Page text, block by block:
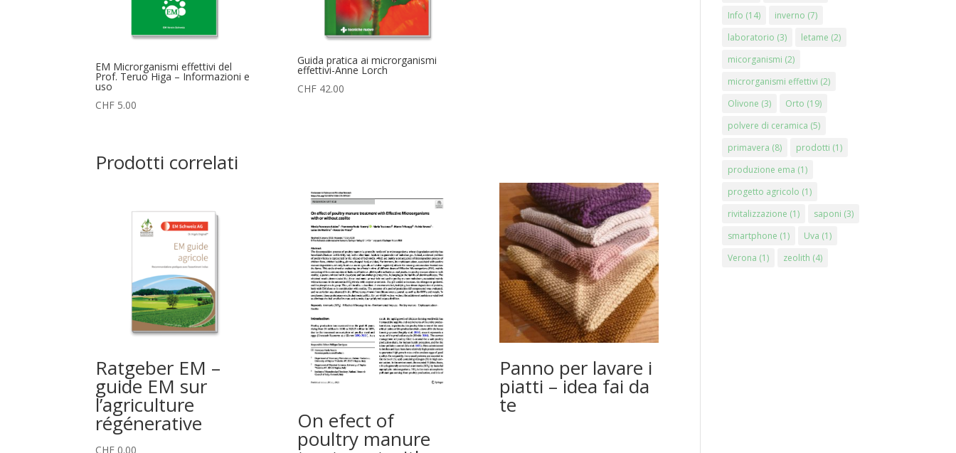
EM Microrganismi effettivi del
Prof. Teruo Higa – Informazioni e
uso
CHF 5.00
Guida pratica ai microrganismi
effettivi-Anne Lorch
CHF42.00
Prodotti correlati
Ratgeber EM –
guide EM sur
l’agriculture
régénerative
CHF 0.00
On efect of
poultry manure
Panno per lavare i
piatti – idea fai da
te
Info (14) inverno (7)
laboratorio (3) letame (2)
micorganismi (2)
microrganismi effettivi (2)
Olivone (3) Orto (19)
polvere di ceramica (5)
primavera (8) prodotti (1)
produzione ema (1)
progetto agricolo (1)
rivitalizzazione (1) saponi (3)
smartphone (1) Uva (1)
Verona (1) zeolith (4)